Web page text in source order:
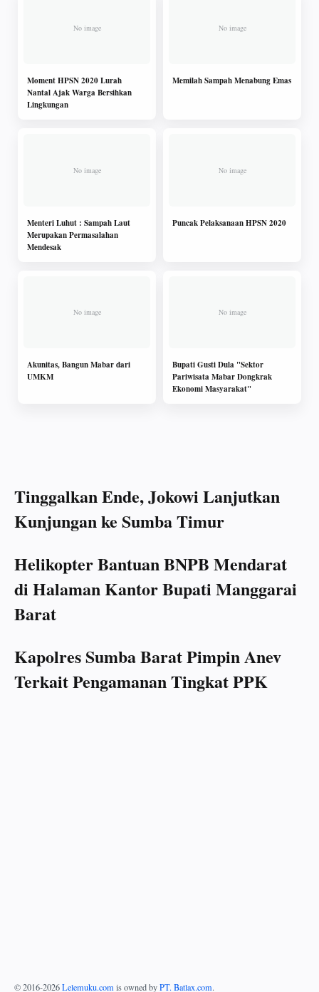
Moment HPSN 2020 Lurah
Nantal Ajak Warga Bersihkan
Lingkungan
Memilah Sampah Menabung Emas
Menteri Luhut : Sampah Laut
Merupakan Permasalahan
Mendesak
Puncak Pelaksanaan HPSN 2020
Akunitas, Bangun Mabar dari
UMKM
Bupati Gusti Dula "Sektor
Pariwisata Mabar Dongkrak
Ekonomi Masyarakat"
Tinggalkan Ende, Jokowi Lanjutkan
Kunjungan ke Sumba Timur
Helikopter Bantuan BNPB Mendarat
di Halaman Kantor Bupati Manggarai
Barat
Kapolres Sumba Barat Pimpin Anev
Terkait Pengamanan Tingkat PPK
© 2016-2026Lelemuku.com is owned byPT. Batlax.com.